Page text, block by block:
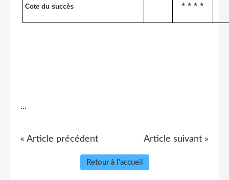
Cote du succès * * * *
...
« Article précédent Article suivant »
Retour à l'accueil